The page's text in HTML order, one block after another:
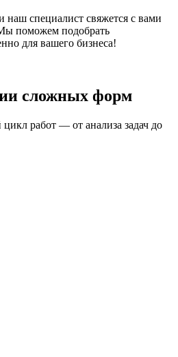
наш специалист свяжется с вами
поможем подобрать
для вашего бизнеса!
сложных форм
работ — от анализа задач до